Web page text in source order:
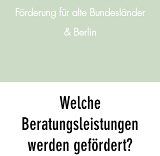
Förderung für alte Bundesländer
& Berlin
Welche
Beratungsleistungen
werden gefördert?